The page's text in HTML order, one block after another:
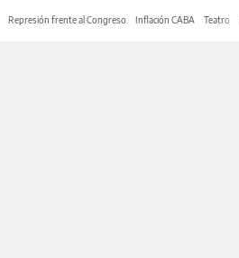
Represión frente al Congreso Inflación CABA Teatro